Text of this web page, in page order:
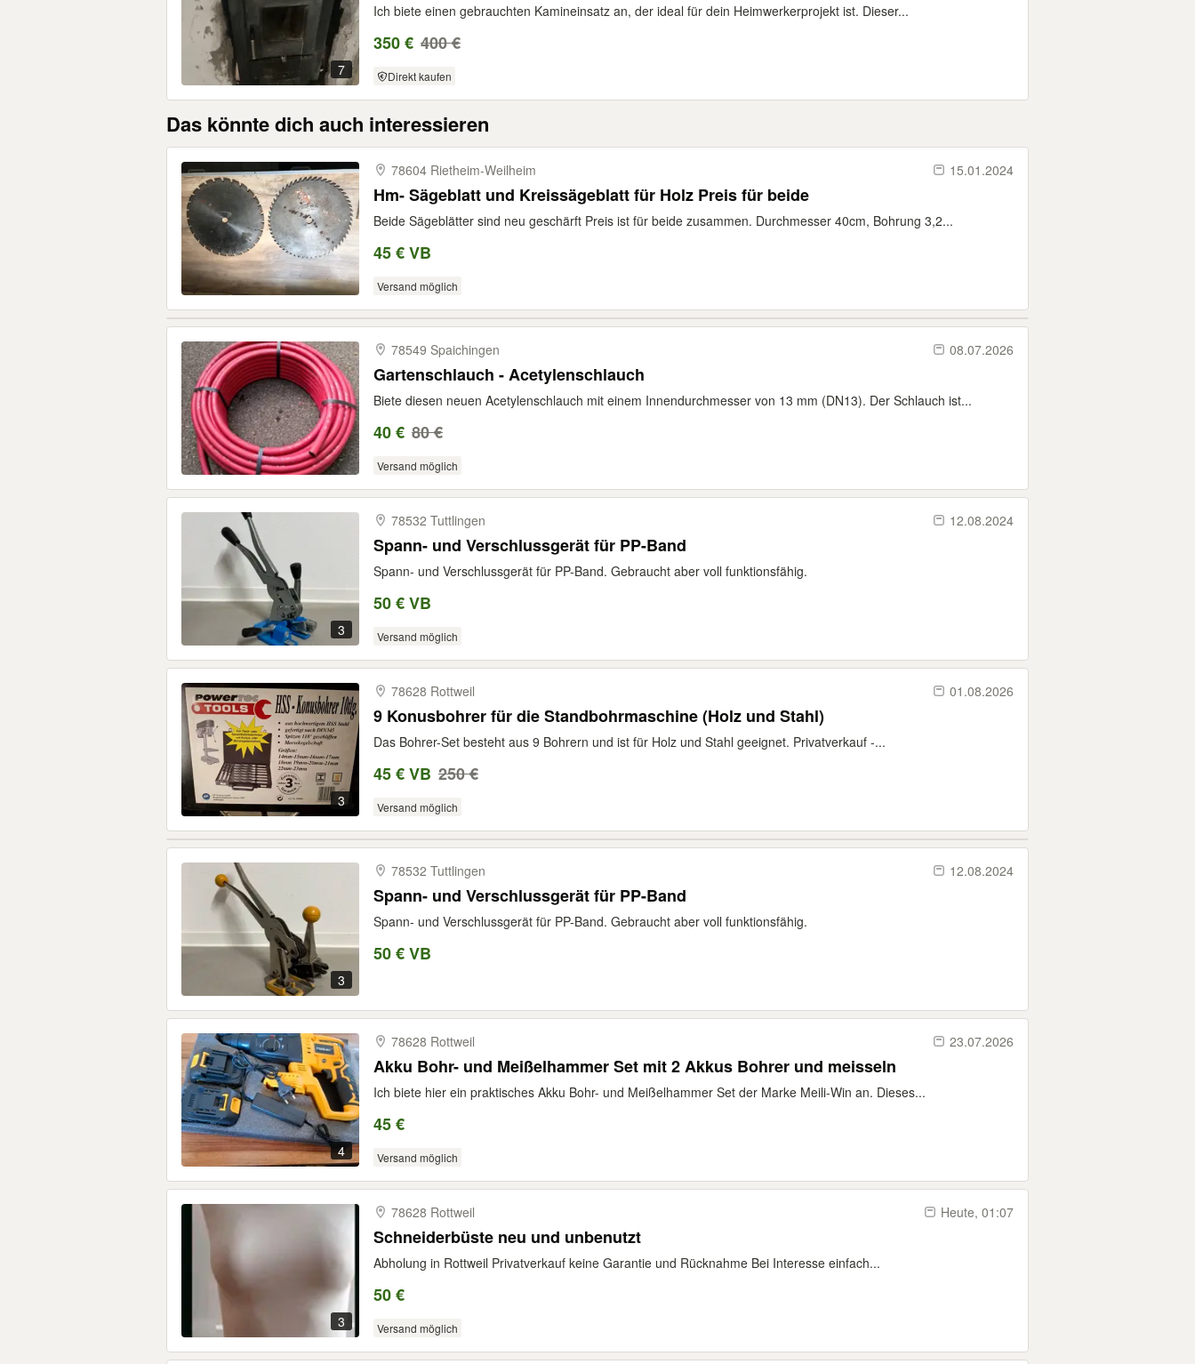
7
Ich biete einen gebrauchten Kamineinsatz an, der ideal für dein Heimwerkerprojekt ist. Dieser...
350 € 400 €
Direkt kaufen
Das könnte dich auch interessieren
78604 Rietheim-​Weilheim 15.01.2024
Hm- Sägeblatt und Kreissägeblatt für Holz Preis für beide
Beide Sägeblätter sind neu geschärft Preis ist für beide zusammen. Durchmesser 40cm, Bohrung 3,2...
45 € VB
Versand möglich
78549 Spaichingen 08.07.2026
Gartenschlauch - Acetylenschlauch
Biete diesen neuen Acetylenschlauch mit einem Innendurchmesser von 13 mm (DN13). Der Schlauch ist...
40 € 80 €
Versand möglich
3
78532 Tuttlingen 12.08.2024
Spann- und Verschlussgerät für PP-Band
Spann- und Verschlussgerät für PP-Band. Gebraucht aber voll funktionsfähig.
50 € VB
Versand möglich
3
78628 Rottweil 01.08.2026
9 Konusbohrer für die Standbohrmaschine (Holz und Stahl)
Das Bohrer-Set besteht aus 9 Bohrern und ist für Holz und Stahl geeignet. Privatverkauf -...
45 € VB 250 €
Versand möglich
3
78532 Tuttlingen 12.08.2024
Spann- und Verschlussgerät für PP-Band
Spann- und Verschlussgerät für PP-Band. Gebraucht aber voll funktionsfähig.
50 € VB
4
78628 Rottweil 23.07.2026
Akku Bohr- und Meißelhammer Set mit 2 Akkus Bohrer und meisseln
Ich biete hier ein praktisches Akku Bohr- und Meißelhammer Set der Marke Meili-Win an. Dieses...
45 €
Versand möglich
3
78628 Rottweil Heute, 01:07
Schneiderbüste neu und unbenutzt
Abholung in Rottweil Privatverkauf keine Garantie und Rücknahme Bei Interesse einfach...
50 €
Versand möglich